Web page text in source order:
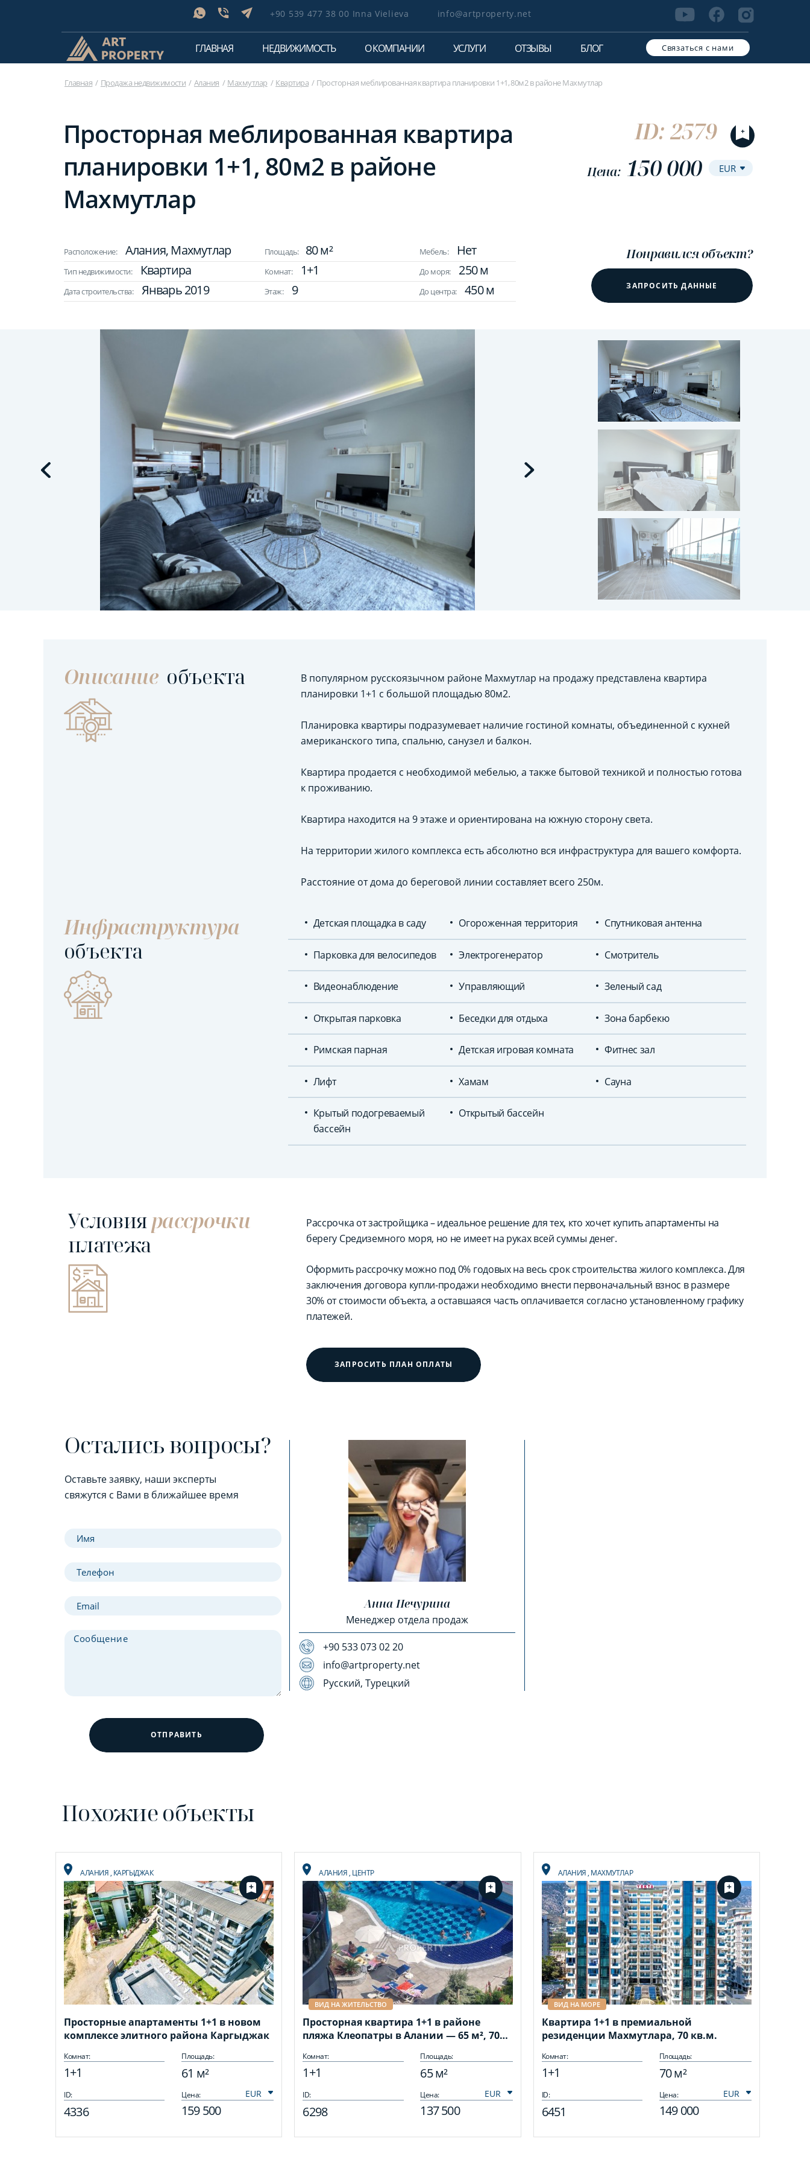
+90 539 477 38 00 Inna Vielieva info@artproperty.net
ГЛАВНАЯ НЕДВИЖИМОСТЬ О КОМПАНИИ УСЛУГИ ОТЗЫВЫ БЛОГ Связаться с нами
Главная Продажа недвижимости Алания Махмутлар Квартира Просторная меблированная квартира планировки 1+1, 80м2 в районе Махмутлар
Просторная меблированная квартира
планировки 1+1, 80м2 в районе
Махмутлар
ID: 2579
Цена: 150 000
Расположение: Алания, Махмутлар Площадь: 80 м² Мебель: Нет
Тип недвижимости: Квартира Комнат: 1+1 До моря: 250 м
Дата строительства: Январь 2019 Этаж: 9 До центра: 450 м
Понравился объект?
ЗАПРОСИТЬ ДАННЫЕ
Описание объекта
В популярном русскоязычном районе Махмутлар на продажу представлена квартира
планировки 1+1 с большой площадью 80м2.
Планировка квартиры подразумевает наличие гостиной комнаты, объединенной с кухней
американского типа, спальню, санузел и балкон.
Квартира продается с необходимой мебелью, а также бытовой техникой и полностью готова
к проживанию.
Квартира находится на 9 этаже и ориентирована на южную сторону света.
На территории жилого комплекса есть абсолютно вся инфраструктура для вашего комфорта.
Расстояние от дома до береговой линии составляет всего 250м.
Инфраструктура
объекта
Детская площадка в саду Огороженная территория Спутниковая антенна
Парковка для велосипедов Электрогенератор Смотритель
Видеонаблюдение Управляющий Зеленый сад
Открытая парковка Беседки для отдыха Зона барбекю
Римская парная Детская игровая комната Фитнес зал
Лифт Хамам Сауна
Крытый подогреваемый
бассейн
Открытый бассейн
Условиярассрочки
платежа
Рассрочка от застройщика – идеальное решение для тех, кто хочет купить апартаменты на
берегу Средиземного моря, но не имеет на руках всей суммы денег.
Оформить рассрочку можно под 0% годовых на весь срок строительства жилого комплекса. Для
заключения договора купли-продажи необходимо внести первоначальный взнос в размере
30% от стоимости объекта, а оставшаяся часть оплачивается согласно установленному графику
платежей.
ЗАПРОСИТЬ ПЛАН ОПЛАТЫ
Остались вопросы?
Оставьте заявку, наши эксперты
свяжутся с Вами в ближайшее время
ОТПРАВИТЬ
Анна Печурина
Менеджер отдела продаж
+90 533 073 02 20
info@artproperty.net
Русский, Турецкий
Похожие объекты
АЛАНИЯ, КАРГЫДЖАК
Просторные апартаменты 1+1 в новом
комплексе элитного района Каргыджак
Комнат:
1+1
Площадь:
61 м²
ID:
4336
Цена:
159 500
АЛАНИЯ, ЦЕНТР
ВИД НА ЖИТЕЛЬСТВО
Просторная квартира 1+1 в районе
пляжа Клеопатры в Алании — 65 м², 700
Комнат:
1+1
Площадь:
65 м²
ID:
6298
Цена:
137 500
АЛАНИЯ, МАХМУТЛАР
ВИД НА МОРЕ
Квартира 1+1 в премиальной
резиденции Махмутлара, 70 кв.м.
Комнат:
1+1
Площадь:
70 м²
ID:
6451
Цена:
149 000